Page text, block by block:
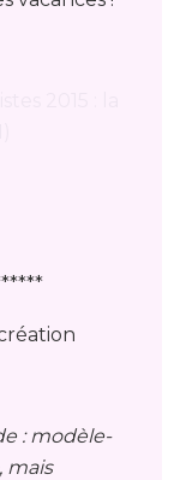
: modèle-
mais